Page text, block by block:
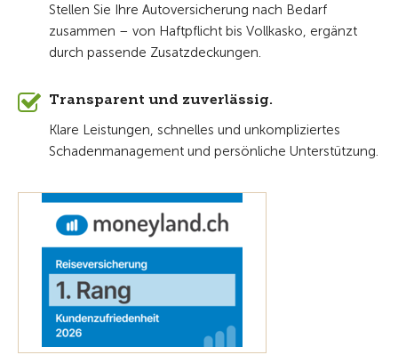
Stellen Sie Ihre Autoversicherung nach Bedarf
zusammen – von Haftpflicht bis Vollkasko, ergänzt
durch passende Zusatzdeckungen.
Transparent und zuverlässig.
Klare Leistungen, schnelles und unkompliziertes
Schadenmanagement und persönliche Unterstützung.